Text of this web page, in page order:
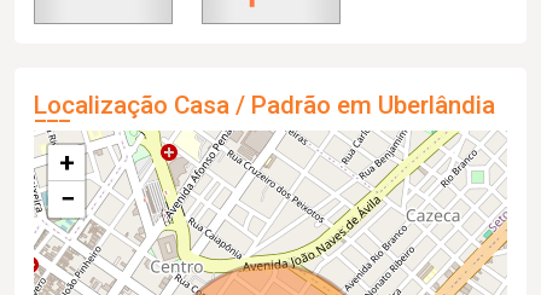
Localização Casa / Padrão em Uberlândia
+
−